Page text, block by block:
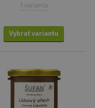
pre rôzne
ako
alebo ich začleniť do
Orechové krémy
alebo na prípravu
bohatú a
1 varianta
Vybrať variantu